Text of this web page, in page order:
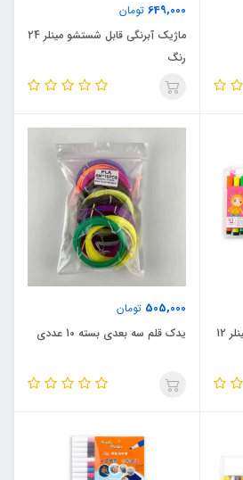
649,000 تومان
ماژیک آبرنگی قابل شستشو مینلر 24
رنگ
ماژیک آبرنگی قابل شستشو مینلر 12
505,000 تومان
یدک قلم سه بعدی بسته 10 عددی